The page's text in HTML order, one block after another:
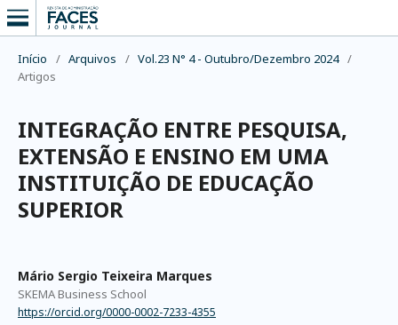
Início / Arquivos / Vol.23 N° 4 - Outubro/Dezembro 2024 /
Artigos
INTEGRAÇÃO ENTRE PESQUISA,
EXTENSÃO E ENSINO EM UMA
INSTITUIÇÃO DE EDUCAÇÃO
SUPERIOR
Mário Sergio Teixeira Marques
SKEMA Business School
https://orcid.org/0000-0002-7233-4355